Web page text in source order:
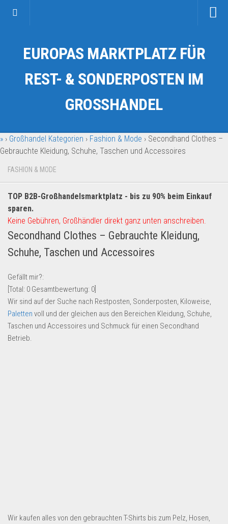
Kategorien
Auto & Motorrad
Fahrzeuge & Transport
Garten & Werkzeug
Geschäft, Büro & Schreibwaren
Geschenkartikel
Handy und Smartphone
Kosmetik & Pflege
Lebensmittel & Getränke
Multimedia & Elektro
Münzen
Spielzeug & Games
Sport & Freizeit
Uhren & Schmuck
EUROPAS MARKTPLATZ FÜR
REST- & SONDERPOSTEN IM
GROSSHANDEL
» › Großhandel Kategorien › Fashion & Mode › Secondhand Clothes –
Gebrauchte Kleidung, Schuhe, Taschen und Accessoires
FASHION & MODE
TOP B2B-Großhandelsmarktplatz - bis zu 90% beim Einkauf
sparen.
Keine Gebühren, Großhändler direkt ganz unten anschreiben.
Secondhand Clothes – Gebrauchte Kleidung,
Schuhe, Taschen und Accessoires
Gefällt mir?:
[Total: 0 Gesamtbewertung: 0
Wir sind auf der Suche nach Restposten, Sonderposten, Kiloweise,
Paletten voll und der gleichen aus den Bereichen Kleidung, Schuhe,
Taschen und Accessoires und Schmuck für einen Secondhand
Betrieb.
Wir kaufen alles von den gebrauchten T-Shirts bis zum Pelz, Hosen,